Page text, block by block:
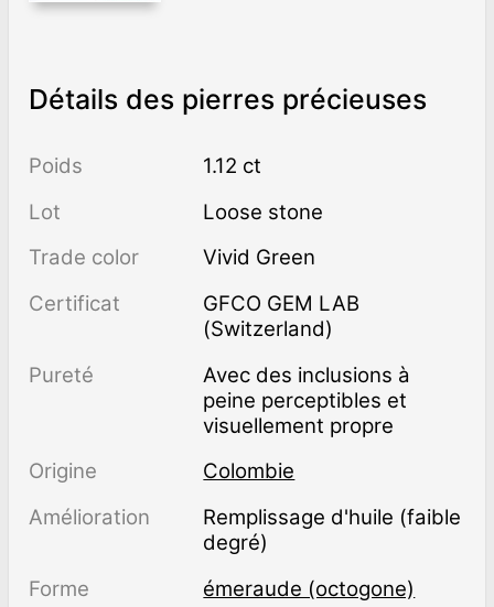
Détails des pierres précieuses
Poids
1.12 ct
Lot
Loose stone
Trade color
Vivid Green
Certificat
GFCO GEM LAB
(Switzerland)
Pureté
avec des inclusions à
peine perceptibles et
visuellement propre
Origine
Colombie
Amélioration
remplissage d'huile (faible
degré)
Forme
émeraude (octogone)